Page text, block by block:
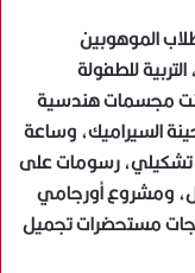
الموهوبين
للطفولة
مجسمات هندسية
السيراميك، وساعة
رسومات على
ومشروع أورجامي
مستحضرات تجميل